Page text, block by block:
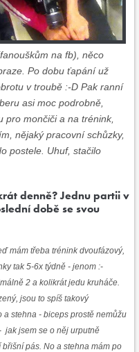
na fb), něco
Po dobu ťapání už
v troubě :-D Pak ranní
asi moc podrobně,
pro mončiči a na trénink,
nějaký pracovní schůzky,
postele. Uhuf, stačilo
denně? Jednu partii v
době se svou
mám třeba trénink dvoufázový,
tak 5-6x týdně - jenom :-
2 a kolikrát jedu kruháče.
jsou to spíš takový
a stehna - biceps prostě nemůžu
jak jsem se o něj urputně
pás. No a stehna mám po